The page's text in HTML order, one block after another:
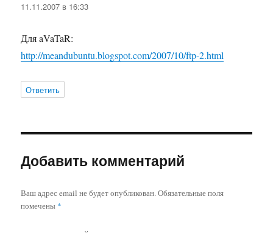
11.11.2007 в 16:33
Для aVaTaR:
http://meandubuntu.blogspot.com/2007/10/ftp-2.html
Ответить
Добавить комментарий
Ваш адрес email не будет опубликован.Обязательные поля
помечены *